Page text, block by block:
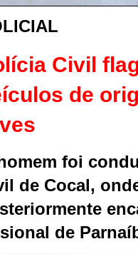
Civil
de
foi
de Cocal,
de